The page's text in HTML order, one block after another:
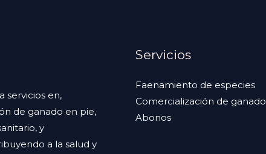
servicios en,
de ganado en pie,
y
a la salud y
Servicios
Faenamiento de especies
Comercialización de ganado
Abonos